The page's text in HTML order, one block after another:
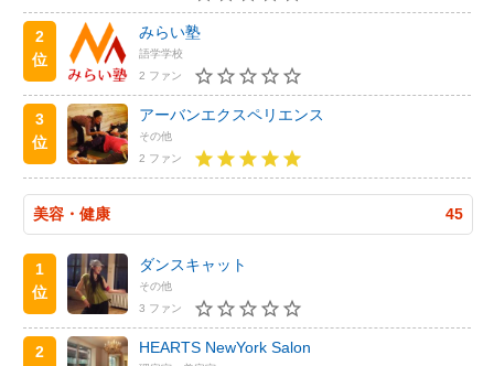
2
位
みらい塾
語学学校
2 ファン
3
位
アーバンエクスペリエンス
その他
2 ファン
美容・健康 45
1
位
ダンスキャット
その他
3 ファン
2
HEARTS NewYork Salon